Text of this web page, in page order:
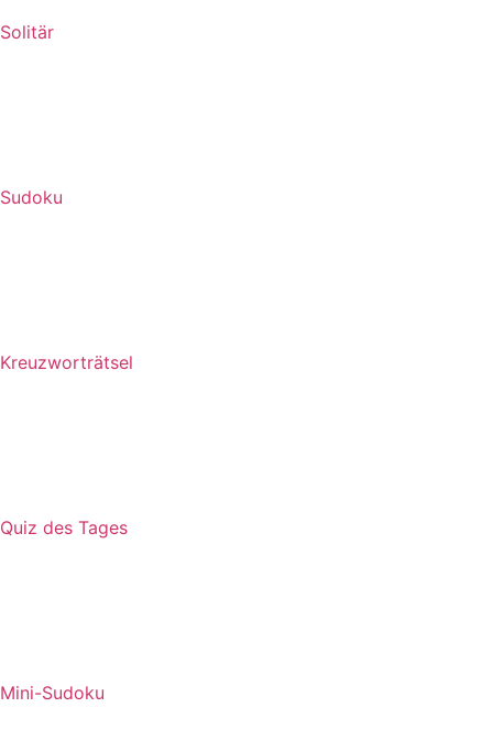
Solitär
Sudoku
Kreuzworträtsel
Quiz des Tages
Mini-Sudoku